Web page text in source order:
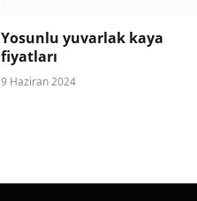
Yosunlu yuvarlak kaya
fiyatları
9 Haziran 2024